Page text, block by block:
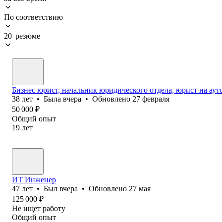
По соответствию
20 резюме
Бизнес юрист, начальник юридического отдела, юрист на
38 лет • Была вчера • Обновлено 27 февраля
50 000 ₽
Общий опыт
19 лет
ИТ Инженер
47 лет • Был вчера • Обновлено 27 мая
125 000 ₽
Не ищет работу
Общий опыт